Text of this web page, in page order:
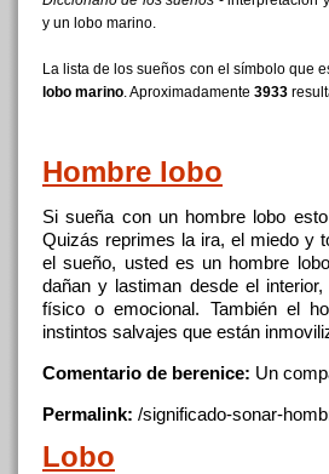
y un lobo marino.
La lista de los sueños con el símbolo que
lobo marino. Aproximadamente 3933
Hombre lobo
Si sueña con unhombre lobo
Quizás reprimes la ira, el miedo y
el sueño, usted es un hombre lobo
dañany lastiman desde elinterior,
físico o emocional. También el
instintos salvajes que están
Comentario de berenice: Un
Permalink: /significado-sonar-
Lobo